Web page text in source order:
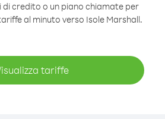
credito o un piano chiamate per
al minuto verso Isole Marshall.
tariffe